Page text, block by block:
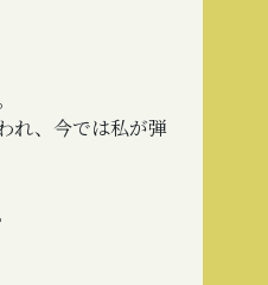
れ、今では私が弾